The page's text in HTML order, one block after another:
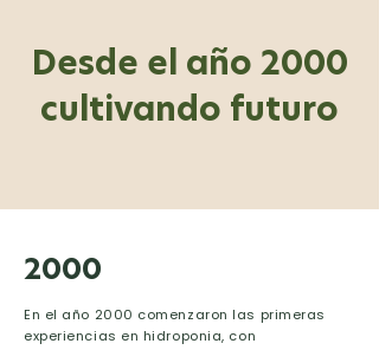
Desde el año 2000
cultivando futuro
2000
En el año 2000 comenzaron las primeras
experiencias en hidroponia, con